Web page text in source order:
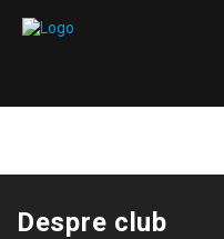
Despre club